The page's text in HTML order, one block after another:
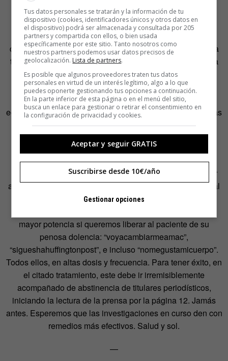
En cuanto a la economicitis severa bacteriana, es
claramente distinta y no queda más remedio que recurrir a
tratamientos antibióticos. El propio organismo se revuelca
patológicamente en recursivas referencias económicas,
siendo necesario que otro vertebrado actúe con
determinación. Desgraciadamente la cepa de la
economicitis se está volviendo resistente a los clásicos más
usados. Ya no es suficiente con preguntar;
“dóndevasdepuente”, “quésabesdeLuis” o
“cómocambiaeltiempo”.
En los primeros brotes bacterianos era suficiente inocular
alguno de ellos para arrastrar a una nueva conversación al
enfermo que abandonaba la infectada charla económica.
mayor potencia si queremos liberar al paciente de su
penosa dolencia: “voyacambiarmeamac”,
“sigueshahuffingtonpost”, e incluso “nomegustamicuerpo”.
Todos ellos, en altas dosis y frecuencia. Para tener éxito, en
el citado tratamiento, este debe ir irremisiblemente
acompañado de abstinencia de titulares periodísticos,
iniciando la lectura de la prensa por la página 12. Jamás
antes. Esperemos que las investigaciones en curso den con
remedios más efectivos. Salud y sol.
—
Tus datos personales se tratarán y la información de tu
dispositivo (cookies, identificadores únicos y otros datos en
el dispositivo) podrá ser almacenada y consultada por 205
partners y compartida con ellos, o bien usada
específicamente por este sitio. Tanto nosotros como
nuestros partners podemos usar datos precisos de
geolocalización. Lista de partners.
Es posible que algunos proveedores traten tus datos
personales en virtud de un interés legítimo, algo a lo que
puedes oponerte gestionando tus opciones a continuación.
En la parte inferior de esta página o en el menú del sitio,
busca un enlace para gestionar o retirar el consentimiento en
la configuración de privacidad y cookies.
Aceptar y seguir GRATIS
Suscribirse desde 10€/año
Gestionar opciones